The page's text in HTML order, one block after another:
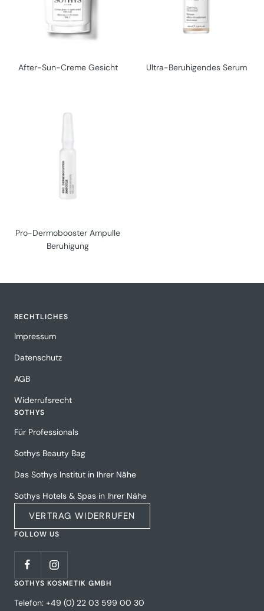
After-Sun-Creme Gesicht Ultra-Beruhigendes Serum
Pro-Dermobooster Ampulle
Beruhigung
RECHTLICHES
Impressum
Datenschutz
AGB
Widerrufsrecht
SOTHYS
Für Professionals
Sothys Beauty Bag
Das Sothys Institut in Ihrer Nähe
Sothys Hotels & Spas in Ihrer Nähe
VERTRAG WIDERRUFEN
FOLLOW US
SOTHYS KOSMETIK GMBH
Telefon: +49 (0) 22 03 599 00 30